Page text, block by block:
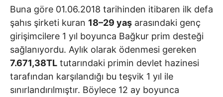
Buna göre 01.06.2018 tarihinden itibaren ilk defa
şahıs şirketi kuran 18–29 yaş arasındaki genç
girişimcilere 1 yıl boyunca Bağkur prim desteği
sağlanıyordu. Aylık olarak ödenmesi gereken
7.671,38TL tutarındaki primin devlet hazinesi
tarafından karşılandığı bu teşvik 1 yıl ile
sınırlandırılmıştır. Böylece 12 ay boyunca